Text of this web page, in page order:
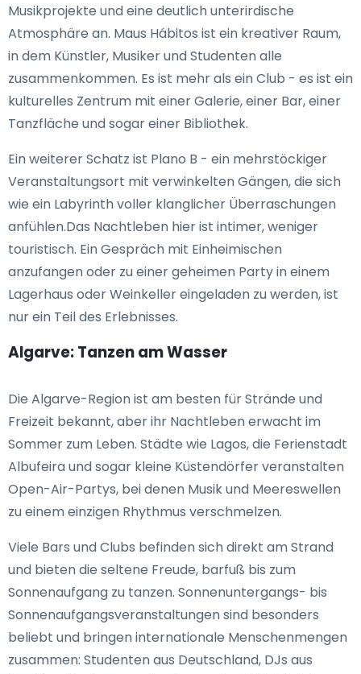
Musikprojekte und eine deutlich unterirdische
Atmosphäre an. Maus Hábitos ist ein kreativer Raum,
in dem Künstler, Musiker und Studenten alle
zusammenkommen. Es ist mehr als ein Club - es ist ein
kulturelles Zentrum mit einer Galerie, einer Bar, einer
Tanzfläche und sogar einer Bibliothek.
Ein weiterer Schatz ist Plano B - ein mehrstöckiger
Veranstaltungsort mit verwinkelten Gängen, die sich
wie ein Labyrinth voller klanglicher Überraschungen
anfühlen.Das Nachtleben hier ist intimer, weniger
touristisch. Ein Gespräch mit Einheimischen
anzufangen oder zu einer geheimen Party in einem
Lagerhaus oder Weinkeller eingeladen zu werden, ist
nur ein Teil des Erlebnisses.
Algarve: Tanzen am Wasser
Die Algarve-Region ist am besten für Strände und
Freizeit bekannt, aber ihr Nachtleben erwacht im
Sommer zum Leben. Städte wie Lagos, die Ferienstadt
Albufeira und sogar kleine Küstendörfer veranstalten
Open-Air-Partys, bei denen Musik und Meereswellen
zu einem einzigen Rhythmus verschmelzen.
Viele Bars und Clubs befinden sich direkt am Strand
und bieten die seltene Freude, barfuß bis zum
Sonnenaufgang zu tanzen. Sonnenuntergangs- bis
Sonnenaufgangsveranstaltungen sind besonders
beliebt und bringen internationale Menschenmengen
zusammen: Studenten aus Deutschland, DJs aus